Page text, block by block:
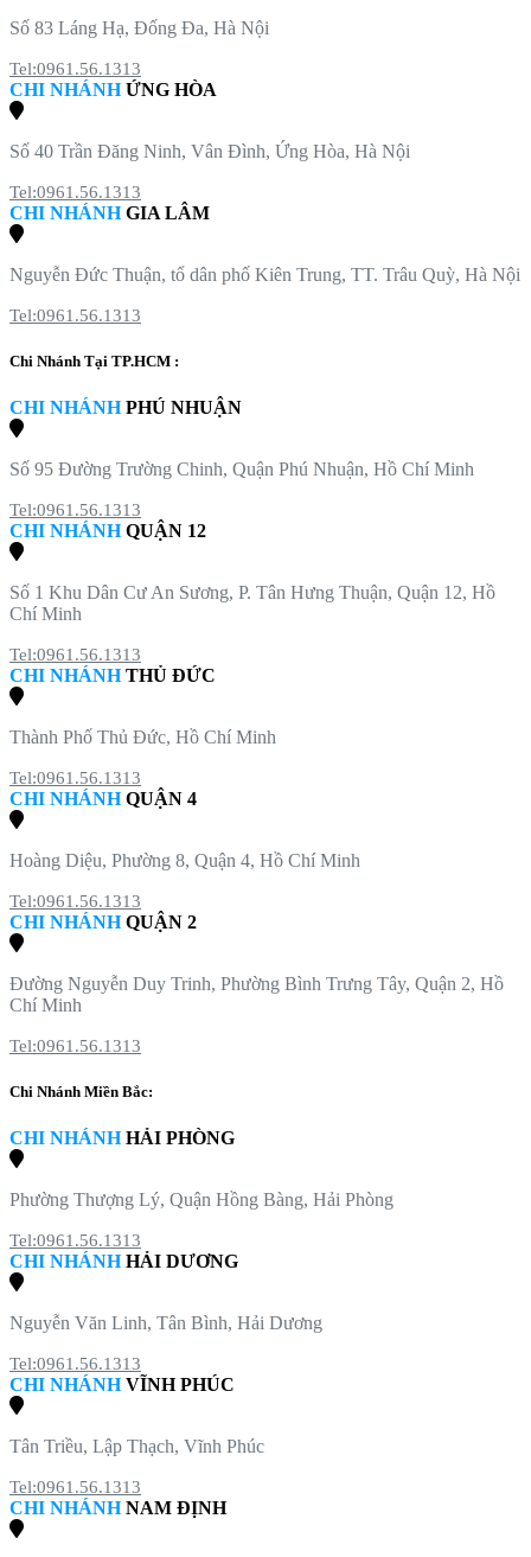
Số 83 Láng Hạ, Đống Đa, Hà Nội
Tel:0961.56.1313
CHI NHÁNHỨNG HÒA
Số 40 Trần Đăng Ninh, Vân Đình, Ứng Hòa, Hà Nội
Tel:0961.56.1313
CHI NHÁNHGIA LÂM
Nguyễn Đức Thuận, tổ dân phố Kiên Trung, TT. Trâu Quỳ, Hà Nội
Tel:0961.56.1313
Chi Nhánh Tại TP.HCM :
CHI NHÁNHPHÚ NHUẬN
Số 95 Đường Trường Chinh, Quận Phú Nhuận, Hồ Chí Minh
Tel:0961.56.1313
CHI NHÁNHQUẬN 12
Số 1 Khu Dân Cư An Sương, P. Tân Hưng Thuận, Quận 12, Hồ
Chí Minh
Tel:0961.56.1313
CHI NHÁNHTHỦ ĐỨC
Thành Phố Thủ Đức, Hồ Chí Minh
Tel:0961.56.1313
CHI NHÁNHQUẬN 4
Hoàng Diệu, Phường 8, Quận 4, Hồ Chí Minh
Tel:0961.56.1313
CHI NHÁNHQUẬN 2
Đường Nguyễn Duy Trinh, Phường Bình Trưng Tây, Quận 2, Hồ
Chí Minh
Tel:0961.56.1313
Chi Nhánh Miền Bắc:
CHI NHÁNHHẢI PHÒNG
Phường Thượng Lý, Quận Hồng Bàng, Hải Phòng
Tel:0961.56.1313
CHI NHÁNHHẢI DƯƠNG
Nguyễn Văn Linh, Tân Bình, Hải Dương
Tel:0961.56.1313
CHI NHÁNHVĨNH PHÚC
Tân Triều, Lập Thạch, Vĩnh Phúc
Tel:0961.56.1313
CHI NHÁNHNAM ĐỊNH